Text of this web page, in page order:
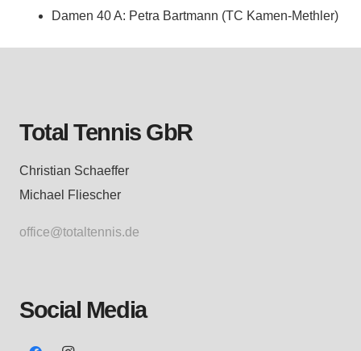
Damen 40 A: Petra Bartmann (TC Kamen-Methler)
Total Tennis GbR
Christian Schaeffer
Michael Fliescher
office@totaltennis.de
Social Media